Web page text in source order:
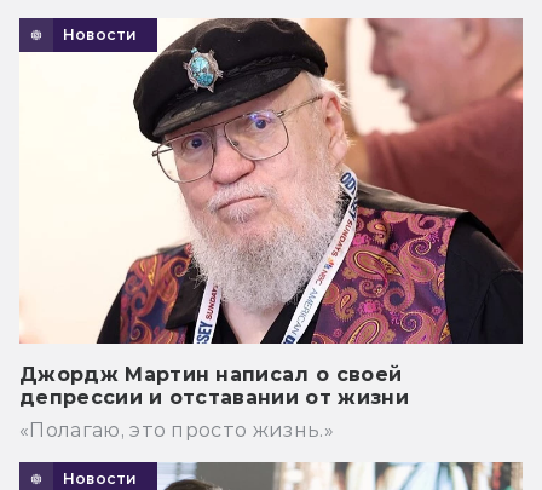
Новости
Джордж Мартин написал о своей
депрессии и отставании от жизни
«Полагаю, это просто жизнь.»
Новости